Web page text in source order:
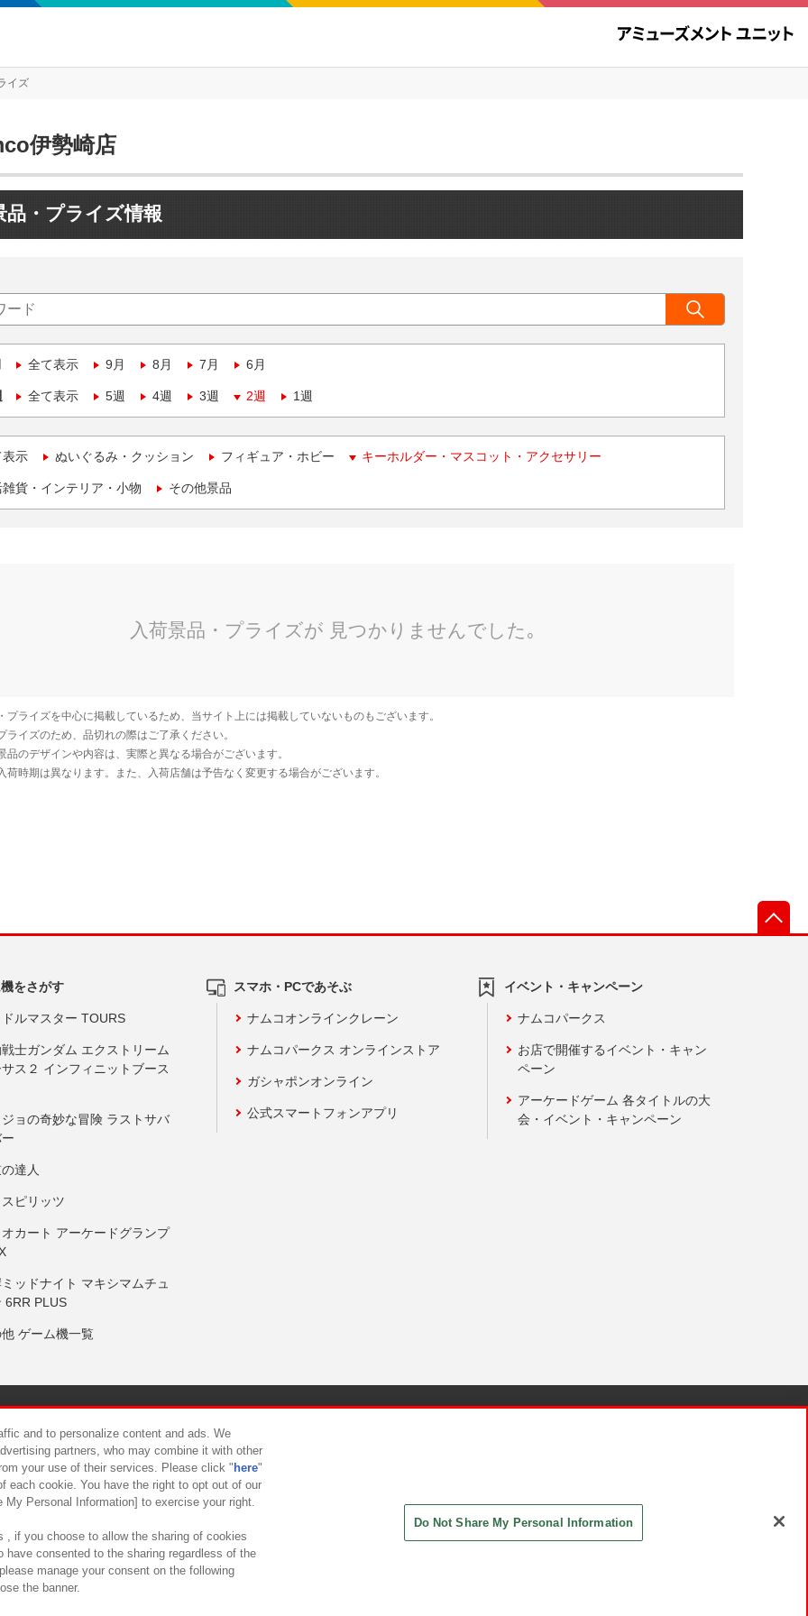
イズ
伊勢崎店
品・プライズ情報
全て表示 9月 8月 7月 6月
全て表示 5週 4週 3週 2週 1週
表示 ぬいぐるみ・クッション フィギュア・ホビー キーホルダー・マスコット・アクセサリー
貨・インテリア・小物 その他景品
をさがす
ルマスター TOURS
士ガンダム エクストリーム
ス２ インフィニットブース
ョの奇妙な冒険 ラストサバ
達人
ピリッツ
カート アーケードグランプ
ッドナイト マキシマムチュ
6RR PLUS
ゲーム機一覧
スマホ・PCであそぶ
ナムコオンラインクレーン
ナムコパークス オンラインストア
ガシャポンオンライン
公式スマートフォンアプリ
イベント・キャンペーン
ナムコパークス
お店で開催するイベント・キャン
ペーン
アーケードゲーム 各タイトルの大
会・イベント・キャンペーン
について カスタマーハラスメント対応方針
and to personalize content and ads. We
partners, who may combine it with other
your use of their services. Please click " here"
each cookie. You have the right to opt out of our
Personal Information] to exercise your right.
, if you choose to allow the sharing of cookies
have consented to the sharing regardless of the
manage your consent on the following
the banner.
Do Not Share My Personal Information